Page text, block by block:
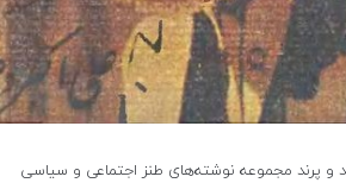
و پرند مجموعه نوشته‌های طنز اجتماعی و سیاسی